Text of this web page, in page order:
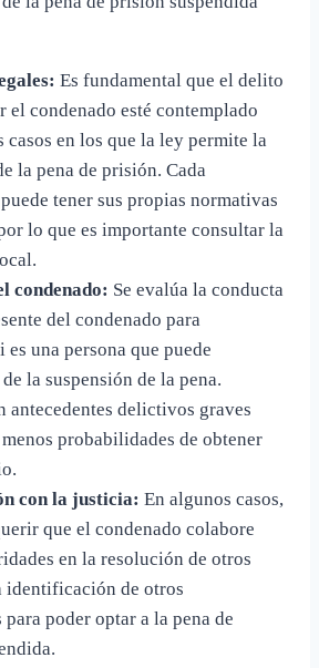
Es fundamental que el delito
el condenado esté contemplado
casos en los que la ley permite la
la pena de prisión. Cada
tener sus propias normativas
lo que es importante consultar la
condenado: Se evalúa la conducta
del condenado para
es una persona que puede
la suspensión de la pena.
antecedentes delictivos graves
probabilidades de obtener
con la justicia: En algunos casos,
que el condenado colabore
en la resolución de otros
identificación de otros
poder optar a la pena de